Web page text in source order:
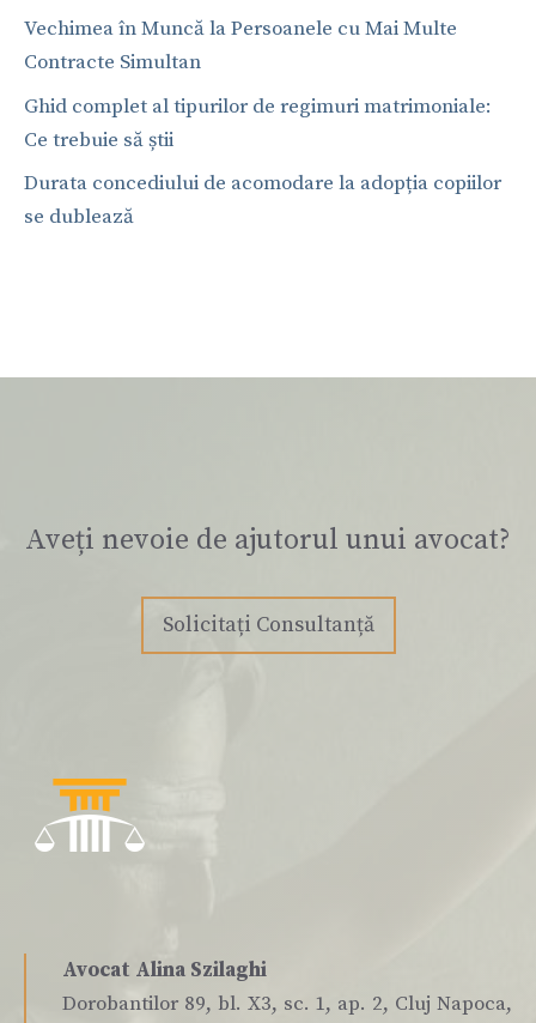
Vechimea în Muncă la Persoanele cu Mai Multe
Contracte Simultan
Ghid complet al tipurilor de regimuri matrimoniale:
Ce trebuie să știi
Durata concediului de acomodare la adopția copiilor
se dublează
Aveți nevoie de ajutorul unui avocat?
Solicitați Consultanță
Avocat Alina Szilaghi
Dorobantilor 89, bl. X3, sc. 1, ap. 2, Cluj Napoca,